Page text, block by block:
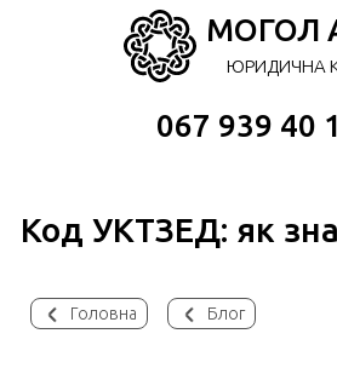
МОГОЛ
ЮРИДИЧНА
067 939 40
Код УКТЗЕД: як
Головна Блог